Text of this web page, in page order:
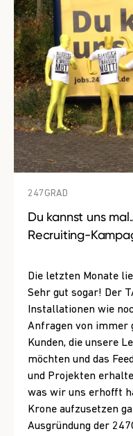
247GRAD
Du kannst uns
Recruiting-
Die letzten Monate
Sehr gut sogar! Der
Installationen wie
Anfragen von immer
Kunden, die unsere
möchten und das
und Projekten
was wir uns erhofft
Krone aufzusetzen
Ausgründung der